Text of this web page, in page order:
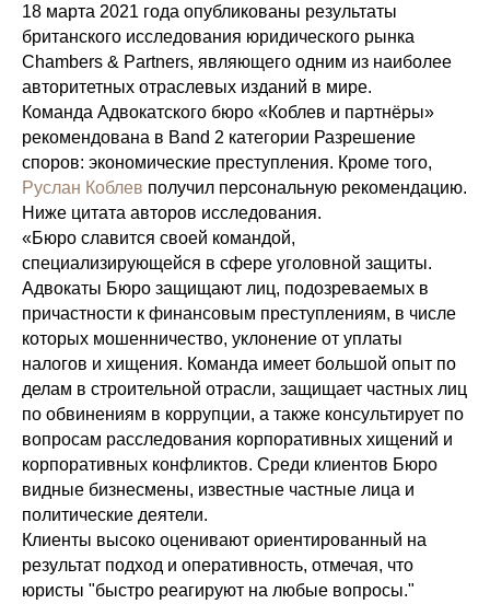
18 марта 2021 года опубликованы результаты
британского исследования юридического рынка
Chambers & Partners, являющего одним из наиболее
авторитетных отраслевых изданий в мире.
Команда Адвокатского бюро «Коблев и партнёры»
рекомендована в Band 2 категории Разрешение
споров: экономические преступления. Кроме того,
Руслан Коблев получил персональную рекомендацию.
Ниже цитата авторов исследования.
«Бюро славится своей командой,
специализирующейся в сфере уголовной защиты.
Адвокаты Бюро защищают лиц, подозреваемых в
причастности к финансовым преступлениям, в числе
которых мошенничество, уклонение от уплаты
налогов и хищения. Команда имеет большой опыт по
делам в строительной отрасли, защищает частных лиц
по обвинениям в коррупции, а также консультирует по
вопросам расследования корпоративных хищений и
корпоративных конфликтов. Среди клиентов Бюро
видные бизнесмены, известные частные лица и
политические деятели.
Клиенты высоко оценивают ориентированный на
результат подход и оперативность, отмечая, что
юристы "быстро реагируют на любые вопросы."